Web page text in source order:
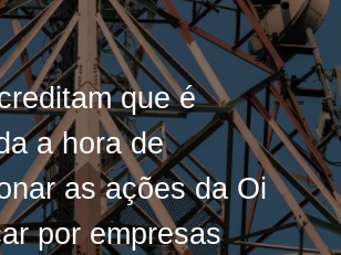
que é
a hora de
as ações da Oi
por empresas
que é
a hora de
as ações da Oi
por empresas